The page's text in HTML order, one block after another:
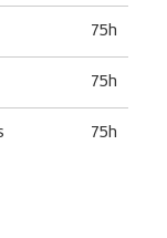
75h
75h
75h